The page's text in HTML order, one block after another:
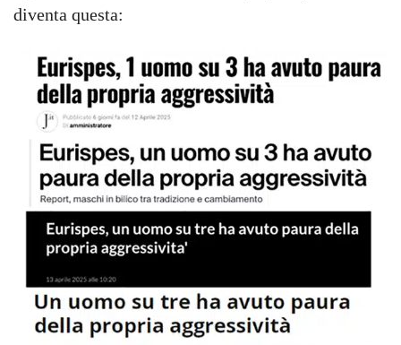
diventa questa: